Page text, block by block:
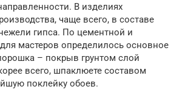
В изделиях
чаще всего, в составе
гипса. По цементной и
мастеров определилось основное
– покрыв грунтом слой
всего, шпаклюете составом
поклейку обоев.